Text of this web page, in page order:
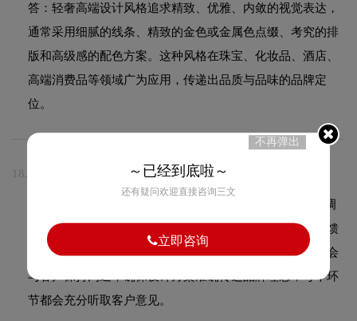
答：轻奢高端设计风格追求精致、优雅、内敛的视觉表达，
通常采用细腻的线条、精致的金色或金属色点缀、考究的排
版和高级感的配色方案。这种风格在珠宝、化妆品、酒店、
高端消费品等领域广为应用，传递出品质与品味的品牌定
位。
18. 问：品牌LOGO设计一般包含哪些流程？
答：品牌LOGO设计通常包含以下流程：需求沟通与品牌调
研→创意构思与草图绘制→方案设计与初步呈现→客户反馈
与修改完善→最终定稿与源文件交付。整个过程中设计师会
与客户保持沟通，确保设计方案准确传达品牌理念，每个环
节都会充分听取客户意见。
不再弹出
～已经到底啦～
还有疑问欢迎直接咨询三文
立即咨询